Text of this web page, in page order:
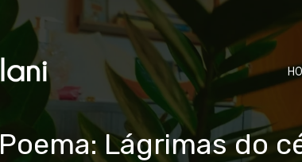
Poema: Lágrimas do